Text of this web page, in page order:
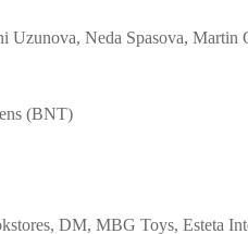
Neda Spasova, Martin
(BNT)
DM, MBG Toys, Esteta